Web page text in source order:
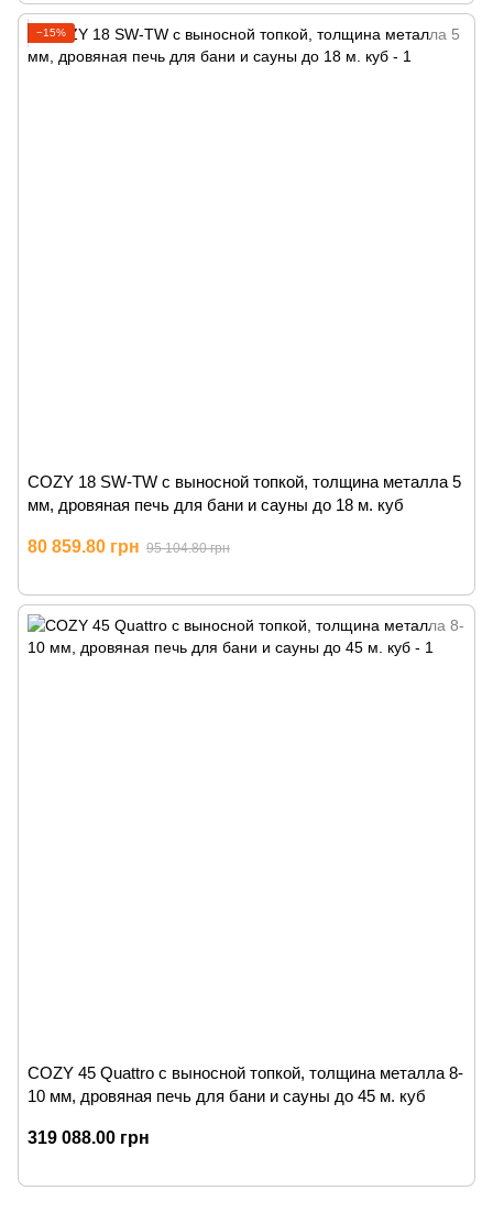
−15%
COZY 18 SW-TW с выносной топкой, толщина металла 5
мм, дровяная печь для бани и сауны до 18 м. куб
80 859.80 грн 95 104.80 грн
COZY 45 Quattro с выносной топкой, толщина металла 8-
10 мм, дровяная печь для бани и сауны до 45 м. куб
319 088.00 грн